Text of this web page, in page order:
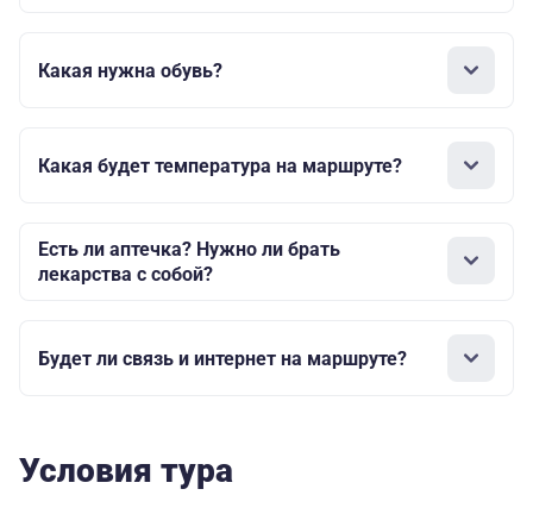
Какая нужна обувь?
Какая будет температура на маршруте?
Есть ли аптечка? Нужно ли брать
лекарства с собой?
Будет ли связь и интернет на маршруте?
Условия тура